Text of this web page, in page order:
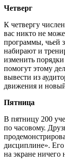
Четверг
К четвергу
вас никто не
программы, чьей
набирают и
изменить
помогут этому
вывести из
движения и
Пятница
В пятницу 200
по часовому.
дисциплине».
на экране ничего